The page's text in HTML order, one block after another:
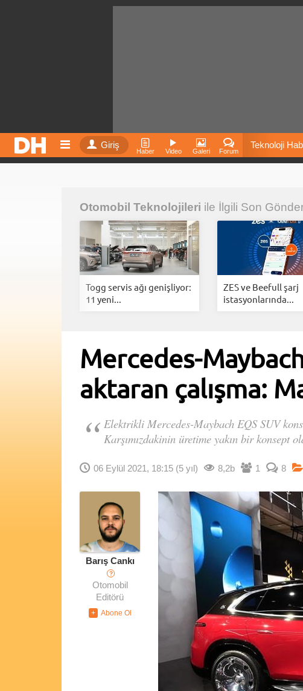
Giriş
Haber Video Galeri Forum
Teknoloji
Fiyatları
İnstagram
Otomobil Teknolojileri ile İlgili Son
Togg servis ağı genişliyor:
11 yeni...
ZES ve Beefull şarj
istasyonlarında...
Mercedes-
aktaran çalışma:
Elektrikli Mercedes-Maybach EQS SUV
Karşımızdakinin üretime yakın bir konsept
06 Eylül 2021, 18:15 (5 yıl) 8,2b 1 8
Barış Cankı
?
Otomobil
Editörü